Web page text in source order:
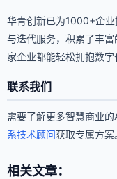
华青创新已为1000+企
与迭代服务，积累了丰
家企业都能轻松拥抱数字
联系我们
需要了解更多智慧商业
系技术顾问获取专属方案
相关文章：